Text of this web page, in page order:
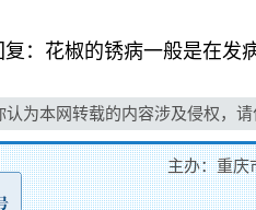
复：花椒的锈病一般是在发
本网转载的内容涉及侵权，请
主办：重庆